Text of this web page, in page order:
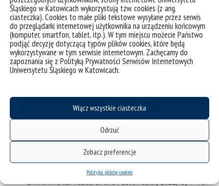
Śląskiego w Katowicach wykorzystują tzw. cookies (z ang.
ciasteczka). Cookies to małe pliki tekstowe wysyłane przez serwis
do przeglądarki internetowej użytkownika na urządzeniu końcowym
(komputer, smartfon, tablet, itp.). W tym miejscu możecie Państwo
podjąć decyzję dotyczącą typów plików cookies, które będą
wykorzystywane w tym serwisie internetowym. Zachęcamy do
zapoznania się z Polityką Prywatności Serwisów Internetowych
Uniwersytetu Śląskiego w Katowicach.
Włącz wszystkie ciasteczka
Odrzuć
Zobacz preferencje
Polityka plików cookies
Sims M., Thompson J.P.The effect of constitutive
pigmentation on the measured emissivity of human skin.
PLoS One, 2020;15(11):e0241843. doi:
10.1371/journal.pone.0241843.
Fernández-Cuevas I., Bouzas Marins J.C., Arnáiz Lastras J.,
Gómez Carmona P.M., Piñonosa Cano S., García-
Concepción M.Á., et al.Classification of factors influencing
the use of infrared thermography in humans: A
applications of infrared thermography: A review.
July 01;55(4):221–235.
Gorczewska, I., Szurko, A. M., Kiełboń, A. K., Stanek, A.,
Cholewka, A. J.Determination of Internal Temperature by
Measuring the Temperature of the Body Surface Due to
Environmental Physical Factors – First Study of Fever
Screening in the COVID Pandemic. International Journal of